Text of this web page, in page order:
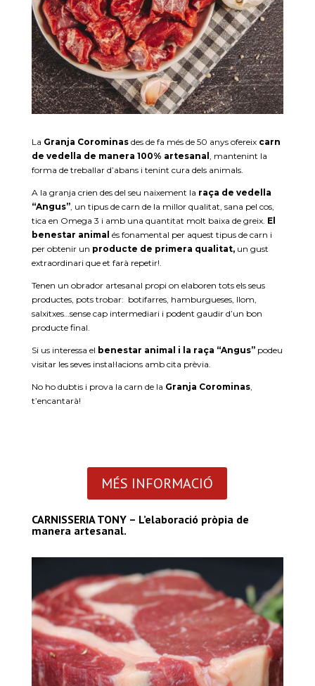
La Granja Corominas des de fa més de 50 anys ofereix carn
de vedella de manera 100% artesanal
, mantenint la
forma de treballar d’abans i tenint cura dels animals.
A la granja crien des del seu naixement la raça de vedella
“Angus”, un tipus de carn de la millor qualitat, sana pel cos,
tica en Omega 3 i amb una quantitat molt baixa de greix. El
benestar animal és fonamental per aquest tipus de carn i
per obtenir un producte de primera qualitat,un gust
extraordinari que et farà repetir!.
Tenen un obrador artesanal propi on elaboren tots els seus
productes, pots trobar: botifarres, hamburgueses, llom,
salxitxes…sense cap intermediari i podent gaudir d’un bon
producte final.
Si us interessa el benestar animal i la raça “Angus”podeu
visitar les seves instal·lacions amb cita prèvia.
No ho dubtis i prova la carn de la Granja Corominas,
t’encantarà!
MÉS INFORMACIÓ
CARNISSERIA TONY – L’elaboració pròpia de
manera artesanal.